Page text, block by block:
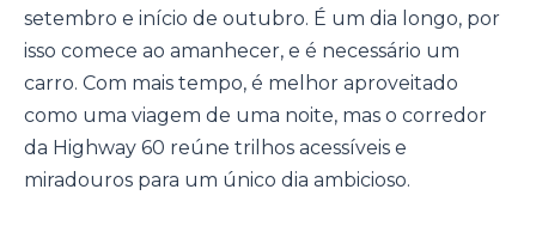
setembro e início de outubro. É um dia longo, por
isso comece ao amanhecer, e é necessário um
carro. Com mais tempo, é melhor aproveitado
como uma viagem de uma noite, mas o corredor
da Highway 60 reúne trilhos acessíveis e
miradouros para um único dia ambicioso.